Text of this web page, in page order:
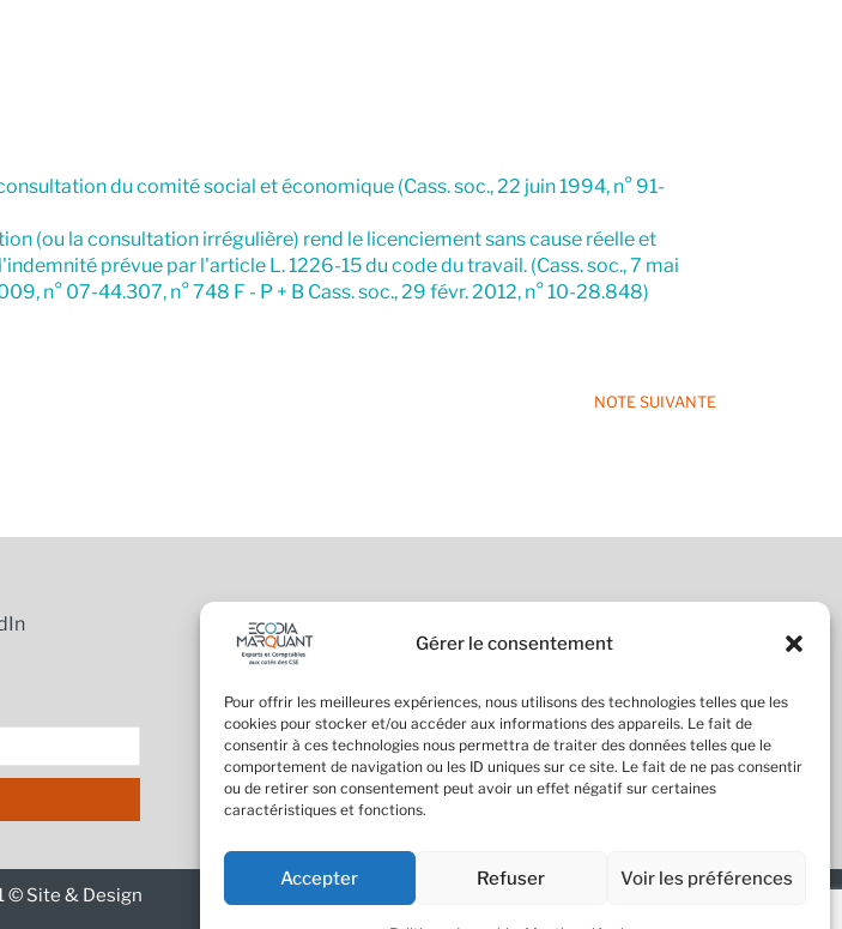
Gérer le consentement
Pour offrir les meilleures expériences, nous utilisons des technologies telles que les
cookies pour stocker et/ou accéder aux informations des appareils. Le fait de
consentir à ces technologies nous permettra de traiter des données telles que le
comportement de navigation ou les ID uniques sur ce site. Le fait de ne pas consentir
ou de retirer son consentement peut avoir un effet négatif sur certaines
caractéristiques et fonctions.
Accepter Refuser Voir les préférences
du comité social et économique (Cass. soc., 22 juin 1994, n° 91-
(ou la consultation irrégulière) rend le licenciement sans cause réelle et
prévue par l'article L. 1226-15 du code du travail. (Cass. soc., 7 mai
n° 07-44.307, n° 748 F - P + B Cass. soc., 29 févr. 2012, n° 10-28.848)
NOTE SUIVANTE
01 44 53 94 06
19 avenue de Messine, 75008 PARIS
Mentions légales
Politique de cookies
© Site & Design